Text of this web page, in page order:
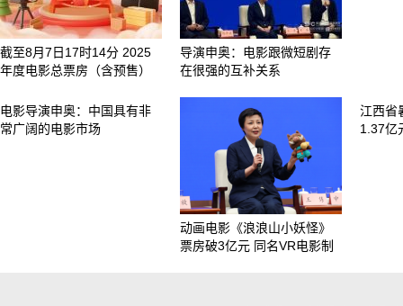
截至8月7日17时14分 2025
年度电影总票房（含预售）
导演申奥：电影跟微短剧存
在很强的互补关系
电影导演申奥：中国具有非
常广阔的电影市场
动画电影《浪浪山小妖怪》
票房破3亿元 同名VR电影制
江西省
1.37亿